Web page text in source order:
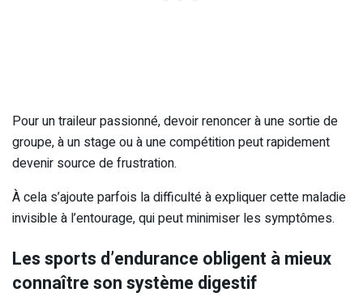
Pour un traileur passionné, devoir renoncer à une sortie de
groupe, à un stage ou à une compétition peut rapidement
devenir source de frustration.
À cela s’ajoute parfois la difficulté à expliquer cette maladie
invisible à l’entourage, qui peut minimiser les symptômes.
Les sports d’endurance obligent à mieux
connaître son système digestif